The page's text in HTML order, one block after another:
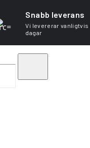
Snabb leverans
Vi levererar vanligtvis
dagar